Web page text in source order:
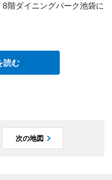
階ダイニングパーク池袋に
読む
次の地図